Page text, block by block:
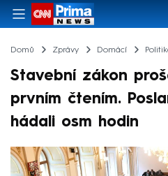
Domů Zprávy Domácí
Stavební zákon
prvním čtením.
hádali osm hodin